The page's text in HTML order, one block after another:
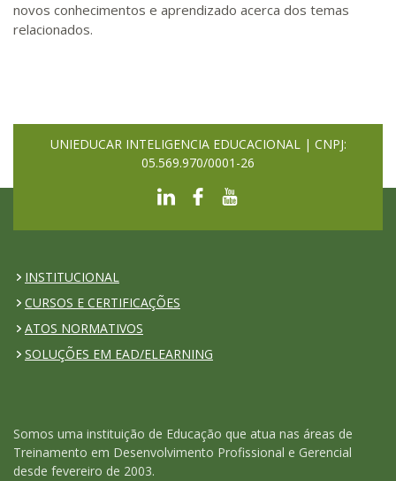
novos conhecimentos e aprendizado acerca dos temas
relacionados.
UNIEDUCAR INTELIGENCIA EDUCACIONAL | CNPJ:
05.569.970/0001-26
INSTITUCIONAL
CURSOS E CERTIFICAÇÕES
ATOS NORMATIVOS
SOLUÇÕES EM EAD/ELEARNING
Somos uma instituição de Educação que atua nas áreas de
Treinamento em Desenvolvimento Profissional e Gerencial
desde fevereiro de 2003.